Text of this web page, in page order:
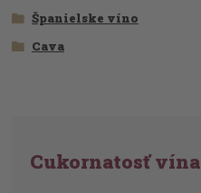
Španielske víno
Cava
Cukornatosť vína